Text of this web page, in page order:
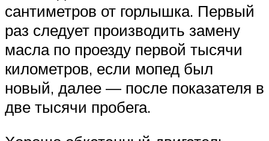
сантиметров от горлышка. Первый
раз следует производить замену
масла по проезду первой тысячи
километров, если мопед был
новый, далее — после показателя в
две тысячи пробега.